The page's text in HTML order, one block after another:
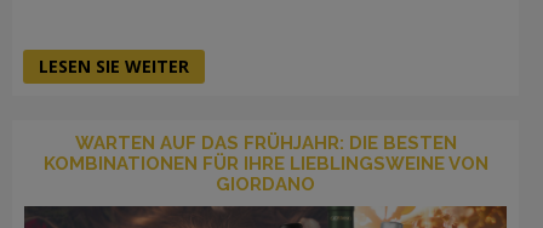
LESEN SIE WEITER
WARTEN AUF DAS FRÜHJAHR: DIE BESTEN
KOMBINATIONEN FÜR IHRE LIEBLINGSWEINE VON
GIORDANO